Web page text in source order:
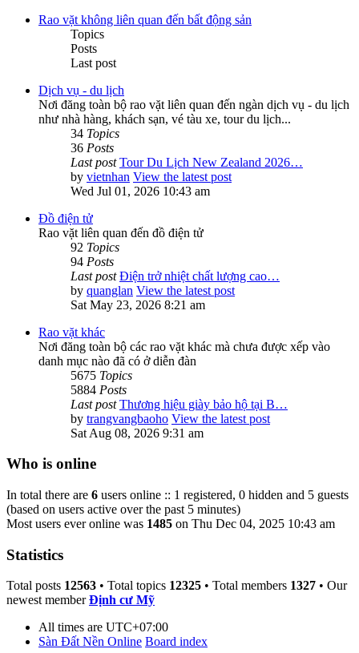
Rao vặt không liên quan đến bất động sản
Topics
Posts
Last post
Dịch vụ - du lịch
Nơi đăng toàn bộ rao vặt liên quan đến ngàn dịch vụ - du lịch
như nhà hàng, khách sạn, vé tàu xe, tour du lịch...
34 Topics
36 Posts
Last post Tour Du Lịch New Zealand 2026…
by vietnhan View the latest post
Wed Jul 01, 2026 10:43 am
Đồ điện tử
Rao vặt liên quan đến đồ điện tử
92 Topics
94 Posts
Last post Điện trở nhiệt chất lượng cao…
by quanglan View the latest post
Sat May 23, 2026 8:21 am
Rao vặt khác
Nơi đăng toàn bộ các rao vặt khác mà chưa được xếp vào
danh mục nào đã có ở diễn đàn
5675 Topics
5884 Posts
Last post Thương hiệu giày bảo hộ tại B…
by trangvangbaoho View the latest post
Sat Aug 08, 2026 9:31 am
Who is online
In total there are 6 users online :: 1 registered, 0 hidden and 5 guests
(based on users active over the past 5 minutes)
Most users ever online was 1485 on Thu Dec 04, 2025 10:43 am
Statistics
Total posts 12563 • Total topics 12325 • Total members 1327 • Our
newest memberĐịnh cư Mỹ
All times are UTC+07:00
Sàn Đất Nền Online Board index